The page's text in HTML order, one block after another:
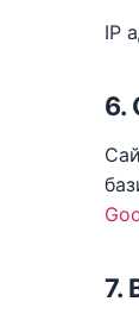
IP
6.
7.